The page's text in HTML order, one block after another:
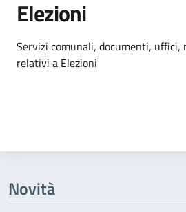
Elezioni
Dettagli
Servizi comunali, documenti, uffici,
relativi a Elezioni
Novità